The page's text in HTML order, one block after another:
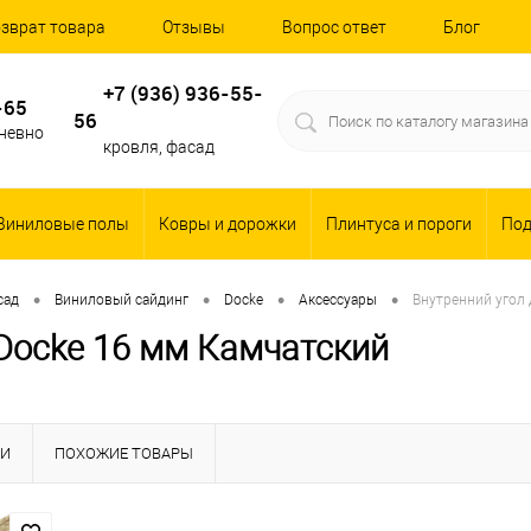
товара Отзывы Вопрос ответ Блог
+7 (936) 936-55-
56
кровля, фасад
полы Ковры и дорожки Плинтуса и пороги
• Виниловый сайдинг • Docke • Аксессуары • Внутренний
16 мм Камчатский
ПОХОЖИЕ ТОВАРЫ